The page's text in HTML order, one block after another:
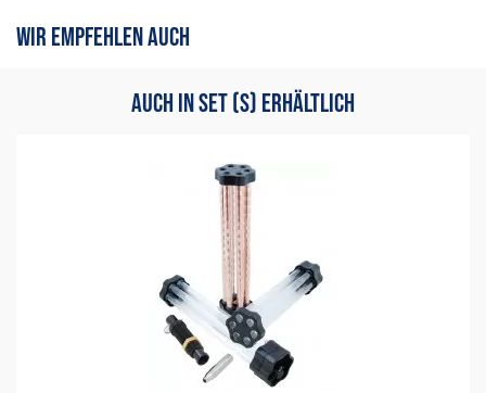
erste, der Bewertung schreiben
WIR EMPFEHLEN AUCH
AUCH IN SET (S) ERHÄLTLICH